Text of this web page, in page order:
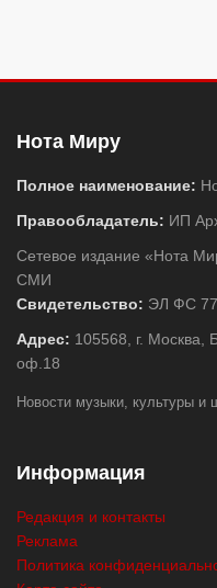
Нота Миру
Полное наименование:
Правообладатель: ИП
Сетевое издание «Нота
СМИ
Свидетельство: ЭЛ ФС
Адрес: 105568, г. Москва,
оф.18
Новости музыки, культуры и
Информация
Редакция и контакты
Реклама
Политика